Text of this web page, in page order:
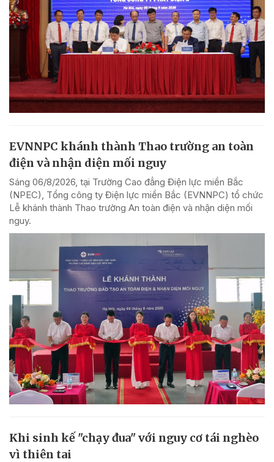
EVNNPC khánh thành Thao trường an toàn
điện và nhận diện mối nguy
Sáng 06/8/2026, tại Trường Cao đẳng Điện lực miền Bắc
(NPEC), Tổng công ty Điện lực miền Bắc (EVNNPC) tổ chức
Lễ khánh thành Thao trường An toàn điện và nhận diện mối
nguy.
Khi sinh kế "chạy đua" với nguy cơ tái nghèo
vì thiên tai